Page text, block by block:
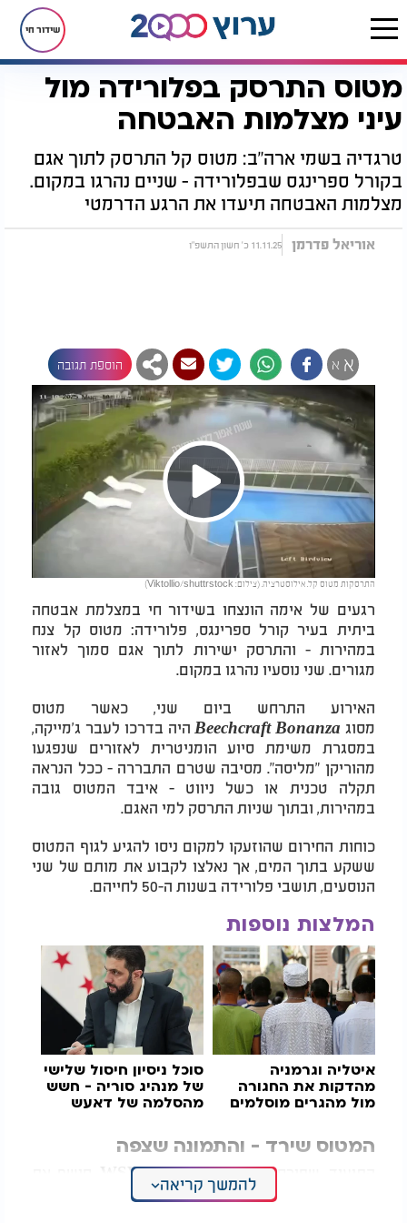
שידור חי
דף הבית חדשות חדשות בעולם מטוס התרסק בפלורידה מול עיני מצלמות האבטחה
מטוס התרסק בפלורידה מול
עיני מצלמות האבטחה
טרגדיה בשמי ארה"ב: מטוס קל התרסק לתוך אגם
בקורל ספרינגס שבפלורידה - שניים נהרגו במקום.
מצלמות האבטחה תיעדו את הרגע הדרמטי
אוריאל פדרמן 11.11.25 כ' חשון התשפ"ו
א א הוספת תגובה
Play
Video
התרסקות מטוס קל. אילוסטרציה. (צילום: Viktollio/shuttrstock)
רגעים של אימה הונצחו בשידור חי במצלמת אבטחה
ביתית בעיר קורל ספרינגס, פלורידה: מטוס קל צנח
במהירות - והתרסק ישירות לתוך אגם סמוך לאזור
מגורים. שני נוסעיו נהרגו במקום.
האירוע התרחש ביום שני, כאשר מטוס
מסוג Beechcraft Bonanza היה בדרכו לעבר ג'מייקה,
במסגרת משימת סיוע הומניטרית לאזורים שנפגעו
מהוריקן "מליסה". מסיבה שטרם התבררה - ככל הנראה
תקלה טכנית או כשל ניווט - איבד המטוס גובה
במהירות, ובתוך שניות התרסק למי האגם.
כוחות החירום שהוזעקו למקום ניסו להגיע לגוף המטוס
ששקע בתוך המים, אך נאלצו לקבוע את מותם של שני
הנוסעים, תושבי פלורידה בשנות ה-50 לחייהם.
המלצות נוספות
איטליה וגרמניה
מהדקות את החגורה
מול מהגרים מוסלמים
סוכל ניסיון חיסול שלישי
של מנהיג סוריה - חשש
מהסלמה של דאעש
המטוס שירד - והתמונה שצפה
הרגע שבו המטוס מופיע לפתע בקצה המסך, צולל
להמשך קריאה